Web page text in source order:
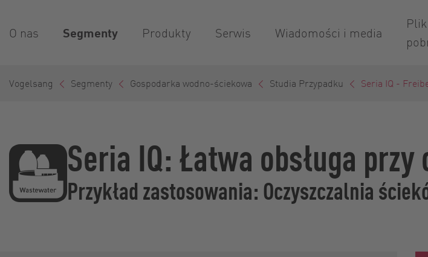
O nas Segmenty Produkty Serwis Wiadomości i media
Vogelsang Segmenty Gospodarka wodno-ściekowa Studia Przypadku Seria IQ -
Seria IQ: Łatwa obsługa
Przykład zastosowania: Oczyszczalnia